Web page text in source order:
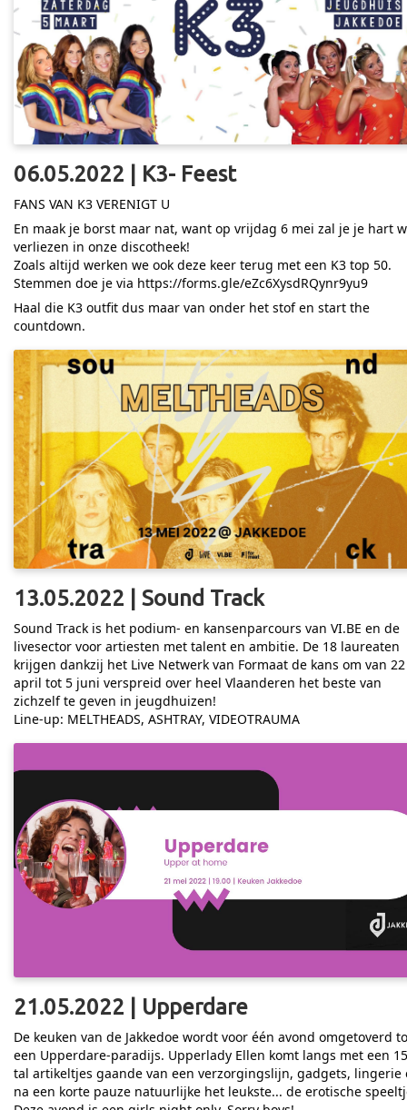
06.05.2022 | K3- Feest
FANS VAN K3 VERENIGT U
En maak je borst maar nat, want op vrijdag 6 mei zal je je hart
verliezen in onze discotheek!
Zoals altijd werken we ook deze keer terug met een K3 top 50.
Stemmen doe je via https://forms.gle/eZc6XysdRQynr9yu9
Haal die K3 outfit dus maar van onder het stof en start the
countdown.
13.05.2022 | Sound Track
Sound Track is het podium- en kansenparcours van VI.BE en de
livesector voor artiesten met talent en ambitie. De 18 laureaten
krijgen dankzij het Live Netwerk van Formaat de kans om van 22
april tot 5 juni verspreid over heel Vlaanderen het beste van
zichzelf te geven in jeugdhuizen!
Line-up: MELTHEADS, ASHTRAY, VIDEOTRAUMA
21.05.2022 | Upperdare
De keuken van de Jakkedoe wordt voor één avond omgetoverd
een Upperdare-paradijs. Upperlady Ellen komt langs met een
tal artikeltjes gaande van een verzorgingslijn, gadgets, lingerie
na een korte pauze natuurlijke het leukste... de erotische